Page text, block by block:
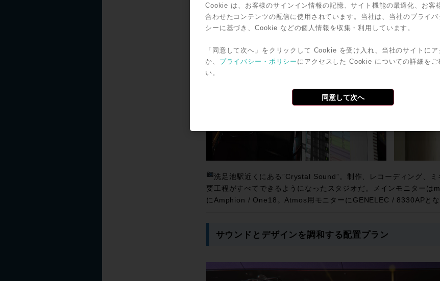
洗足池駅近くにある”Crystal Sound”。制作、レコーディング、
要工程がすべてできるようになったスタジオだ。メインモニター
にAmphion / One18。Atmos用モニターにGENELEC / 8330APとな
サウンドとデザインを調和する配置プラン
Cookie は、お客様のサインイン情報の記憶、サイト機能の最適化、お客
合わせたコンテンツの配信に使用されています。当社は、当社のプライバ
シーに基づき、Cookie などの個人情報を収集・利用しています。
「同意して次へ」をクリックして Cookie を受け入れ、当社のサイトにア
か、 プライバシー・ポリシー にアクセスした Cookie についての詳細をご
い。
同意して次へ